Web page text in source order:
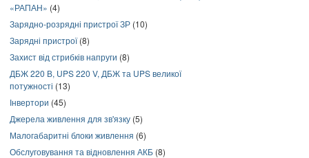
«РАПАН» (4)
Зарядно-розрядні пристрої ЗР (10)
Зарядні пристрої(8)
Захист від стрибків напруги (8)
ДБЖ 220 В, UPS 220 V, ДБЖ та UPS великої
потужності (13)
Інвертори (45)
Джерела живлення для зв'язку (5)
Малогабаритні блоки живлення (6)
Обслуговування та відновлення АКБ (8)